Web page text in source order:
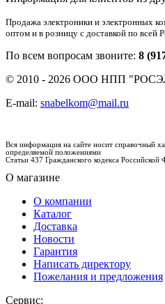
Продажа электроники и электронных
оптом и в розницу с доставкой по всей
По всем вопросам звоните: 8
© 2010 - 2026 ООО НПП
E-mail: snabelkom@mail.ru
Вся информация на сайте носит справочный
определяемой положениями
Статьи 437 Гражданского кодекса Российской
О магазине
О компании
Каталог
Доставка
Новости
Гарантия
Написать директору
Пожелания и предложения
Сервис: